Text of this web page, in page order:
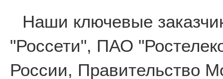
Наши ключевые
"Россети", ПАО
России, Правительство